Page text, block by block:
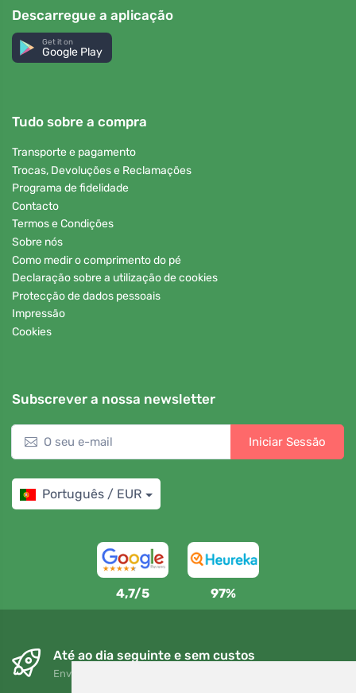
Descarregue a aplicação
Get it on
Google Play
Tudo sobre a compra
Transporte e pagamento
Trocas, Devoluções e Reclamações
Programa de fidelidade
Contacto
Termos e Condições
Sobre nós
Como medir o comprimento do pé
Declaração sobre a utilização de cookies
Protecção de dados pessoais
Impressão
Cookies
Subscrever a nossa newsletter
Iniciar Sessão
Português / EUR
4,7/5 97%
Até ao dia seguinte e sem custos
Envio gratuito para encomendas superiores a 80 EUR